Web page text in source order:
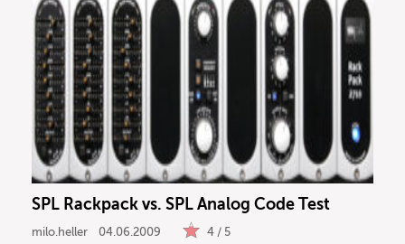
SPL Rackpack vs. SPL Analog Code Test
milo.heller 04.06.2009 4 / 5